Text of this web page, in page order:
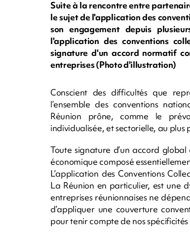
Suite à la rencontre entre
le sujet de l'application des
son engagement depuis
l'application des conventions
signature d'un accord normatif
entreprises (Photo d'illustration)
Conscient des difficultés que
l’ensemble des conventions
Réunion prône, comme le
individualisée, et sectorielle, au
Toute signature d’un accord
économique composé
L’application des Conventions
La Réunion en particulier, est une
entreprises réunionnaises ne
d’appliquer une couverture
pour tenir compte de nos